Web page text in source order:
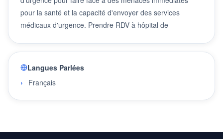
pour la santé et la capacité d'envoyer des services
médicaux d'urgence. Prendre RDV à hôpital de
Langues Parlées
Français